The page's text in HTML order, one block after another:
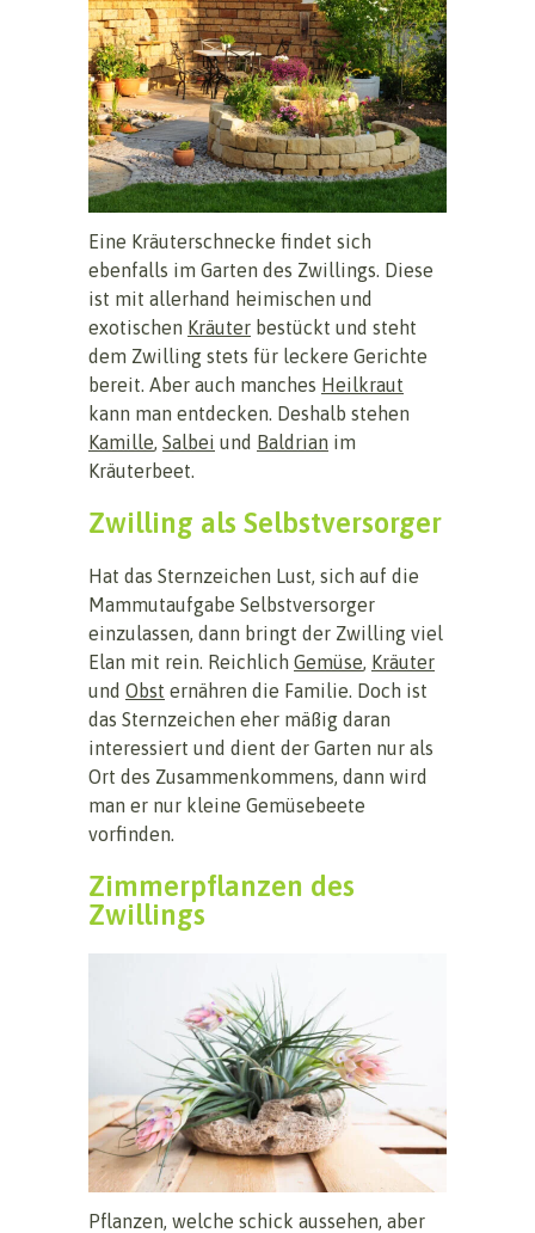
Eine Kräuterschnecke findet sich
ebenfalls im Garten des Zwillings. Diese
ist mit allerhand heimischen und
exotischen Kräuter bestückt und steht
dem Zwilling stets für leckere Gerichte
bereit. Aber auch manches Heilkraut
kann man entdecken. Deshalb stehen
Kamille, Salbei und Baldrian im
Kräuterbeet.
Zwilling als Selbstversorger
Hat das Sternzeichen Lust, sich auf die
Mammutaufgabe Selbstversorger
einzulassen, dann bringt der Zwilling viel
Elan mit rein. Reichlich Gemüse, Kräuter
und Obst ernähren die Familie. Doch ist
das Sternzeichen eher mäßig daran
interessiert und dient der Garten nur als
Ort des Zusammenkommens, dann wird
man er nur kleine Gemüsebeete
vorfinden.
Zimmerpflanzen des
Zwillings
Pflanzen, welche schick aussehen, aber